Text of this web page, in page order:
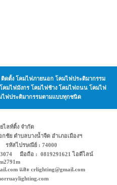
ดตั้ง โคมไฟภายนอก โคมไฟประติมากรรม
มไฟมังกร โคมไฟช้าง โคมไฟถนน โคมไฟ
ไฟประติมากรรมตามแบบทุกชนิด
ไลท์ติ้ง จำกัด
ชัย ตำบลบางน้ำจืด อำเภอเมืองฯ
หัสไปรษณีย์ : 74000
มือถือ : 0819291621 ไอดีไลน์
และ crlighting@gmail.com